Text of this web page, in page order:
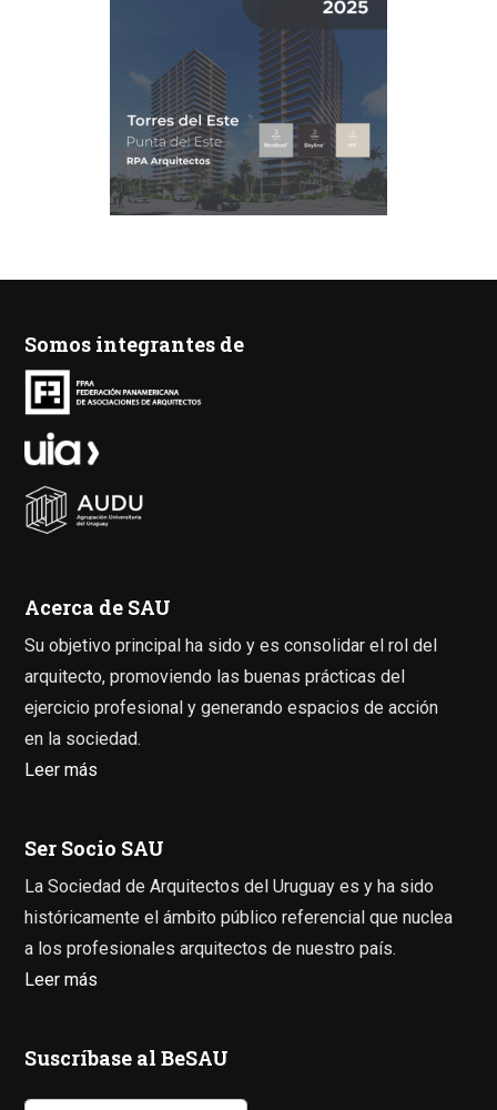
Somos integrantes de
Acerca de SAU
Su objetivo principal ha sido y es consolidar el rol del
arquitecto, promoviendo las buenas prácticas del
ejercicio profesional y generando espacios de acción
en la sociedad.
Leer más
Ser Socio SAU
La Sociedad de Arquitectos del Uruguay es y ha sido
históricamente el ámbito público referencial que nuclea
a los profesionales arquitectos de nuestro país.
Leer más
Suscríbase al BeSAU